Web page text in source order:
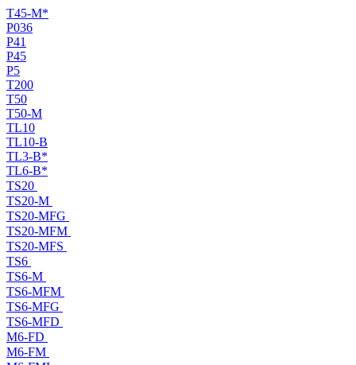
T45-M*
P036
P41
P45
P5
T200
T50
T50-M
TL10
TL10-B
TL3-B*
TL6-B*
TS20
TS20-M
TS20-MFG
TS20-MFM
TS20-MFS
TS6
TS6-M
TS6-MFM
TS6-MFG
TS6-MFD
M6-FD
M6-FM